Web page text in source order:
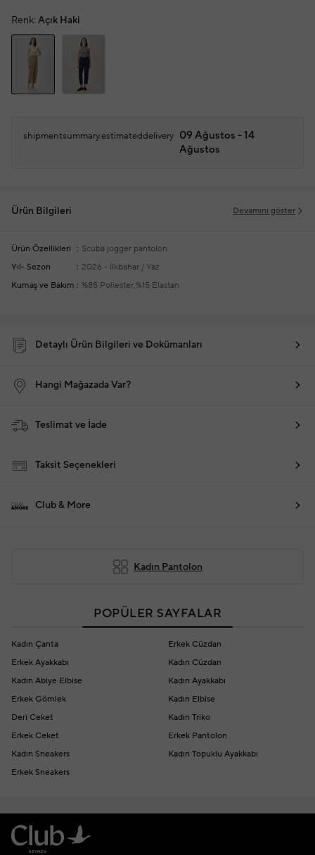
Renk: Açık Haki
shipmentsummary.estimateddelivery 09 Ağustos - 14
Ağustos
Ürün Bilgileri Devamını göster
Ürün Özellikleri
Scuba jogger pantolon
Yıl- Sezon
2026 - İlkbahar / Yaz
Kumaş ve Bakım
%85 Poliester,%15 Elastan
Detaylı Ürün Bilgileri ve Dokümanları
Hangi Mağazada Var?
Teslimat ve İade
Taksit Seçenekleri
Club & More
Kadın Pantolon
POPÜLER SAYFALAR
Kadın Çanta
Erkek Cüzdan
Erkek Ayakkabı
Kadın Cüzdan
Kadın Abiye Elbise
Kadın Ayakkabı
Erkek Gömlek
Kadın Elbise
Deri Ceket
Kadın Triko
Erkek Ceket
Erkek Pantolon
Kadın Sneakers
Kadın Topuklu Ayakkabı
Erkek Sneakers